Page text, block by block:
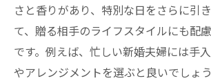
さと香りがあり、特別な日をさらに引
て、贈る相手のライフスタイルにも配
です。例えば、忙しい新婚夫婦には手
やアレンジメントを選ぶと良いでしょ